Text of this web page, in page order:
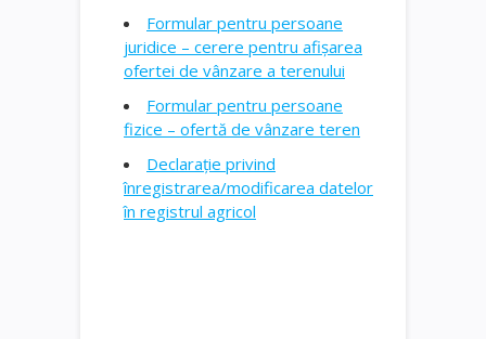
Formular pentru persoane
juridice – cerere pentru afișarea
ofertei de vânzare a terenului
Formular pentru persoane
fizice – ofertă de vânzare teren
Declarație privind
înregistrarea/modificarea datelor
în registrul agricol